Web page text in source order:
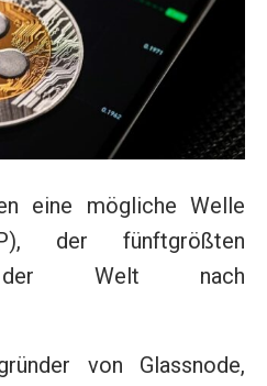
eine mögliche Welle
der fünftgrößten
Welt nach
von Glassnode,